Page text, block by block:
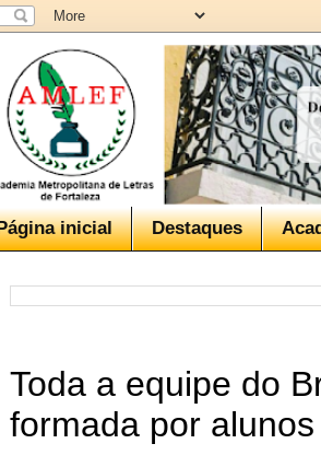
inicial Destaques
Toda a equipe do
formada por